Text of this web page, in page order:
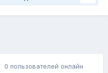
0 пользователей онлайн